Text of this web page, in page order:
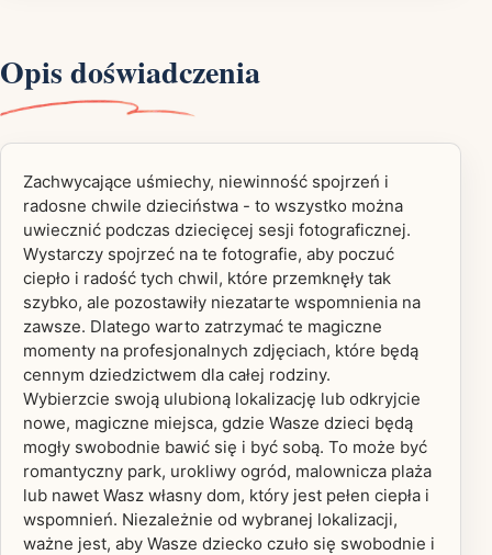
Opis doświadczenia
Zachwycające uśmiechy, niewinność spojrzeń i
radosne chwile dzieciństwa - to wszystko można
uwiecznić podczas dziecięcej sesji fotograficznej.
Wystarczy spojrzeć na te fotografie, aby poczuć
ciepło i radość tych chwil, które przemknęły tak
szybko, ale pozostawiły niezatarte wspomnienia na
zawsze. Dlatego warto zatrzymać te magiczne
momenty na profesjonalnych zdjęciach, które będą
cennym dziedzictwem dla całej rodziny.
Wybierzcie swoją ulubioną lokalizację lub odkryjcie
nowe, magiczne miejsca, gdzie Wasze dzieci będą
mogły swobodnie bawić się i być sobą. To może być
romantyczny park, urokliwy ogród, malownicza plaża
lub nawet Wasz własny dom, który jest pełen ciepła i
wspomnień. Niezależnie od wybranej lokalizacji,
ważne jest, aby Wasze dziecko czuło się swobodnie i